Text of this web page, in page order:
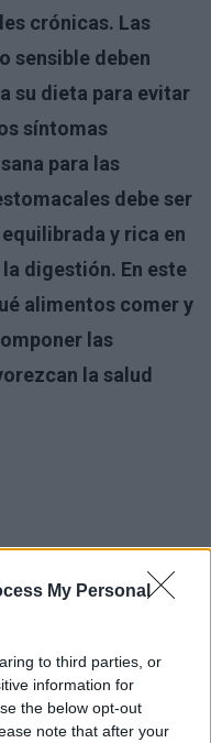
My Personal
to third parties, or
information for
the below opt-out
note that after your
crónicas. Las
sensible deben
su dieta para evitar
síntomas
para las
debe ser
y rica en
digestión. En este
alimentos comer y
las
la salud